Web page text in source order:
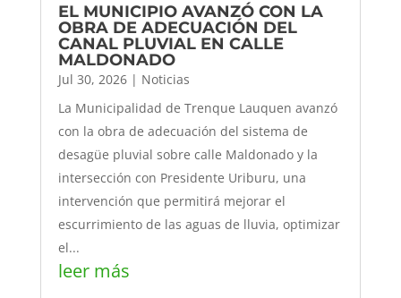
EL MUNICIPIO AVANZÓ CON LA
OBRA DE ADECUACIÓN DEL
CANAL PLUVIAL EN CALLE
MALDONADO
Jul 30, 2026| Noticias
La Municipalidad de Trenque Lauquen avanzó
con la obra de adecuación del sistema de
desagüe pluvial sobre calle Maldonado y la
intersección con Presidente Uriburu, una
intervención que permitirá mejorar el
escurrimiento de las aguas de lluvia, optimizar
el...
leer más